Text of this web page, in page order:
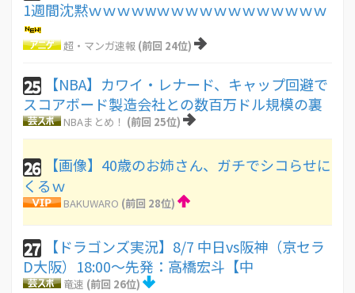
1週間沈黙ｗｗｗｗwｗｗｗｗｗｗｗｗｗｗｗｗ
超・マンガ速報 (前回 24位)
25
【NBA】カワイ・レナード、キャップ回避で
スコアボード製造会社との数百万ドル規模の裏
NBAまとめ！ (前回 25位)
26
【画像】40歳のお姉さん、ガチでシコらせに
くるｗ
BAKUWARO (前回 28位)
27
【ドラゴンズ実況】8/7 中日vs阪神（京セラ
D大阪）18:00～先発：高橋宏斗【中
竜速 (前回 26位)